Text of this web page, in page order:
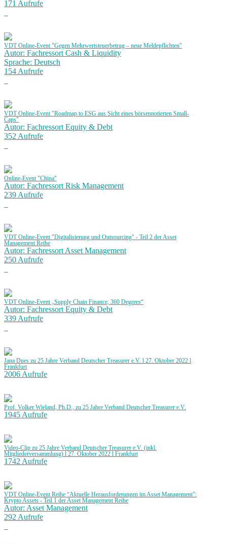
171 Aufrufe
VDT Online-Event "Gegen Mehrwertsteuerbetrug – neue Meldepflichten"
Autor: Fachressort Cash & Liquidity
Sprache: Deutsch
154 Aufrufe
VDT Online-Event "Roadmap to ESG aus Sicht eines börsennotierten Small-
Caps"
Autor: Fachressort Equity & Debt
352 Aufrufe
Online-Event "China"
Autor: Fachressort Risk Management
239 Aufrufe
VDT Online-Event "Digitalisierung und Outsourcing" - Teil 2 der Asset
Management Reihe
Autor: Fachressort Asset Management
250 Aufrufe
VDT Online-Event „Supply Chain Finance, 360 Degrees“
Autor: Fachressort Equity & Debt
339 Aufrufe
Jana Dues zu 25 Jahre Verband Deutscher Treasurer e.V. l 27. Oktober 2022 l
Frankfurt
2006 Aufrufe
Prof. Volker Wieland, Ph.D., zu 25 Jahre Verband Deutscher Treasurer e.V.
1945 Aufrufe
Video-Clip zu 25 Jahre Verband Deutscher Treasurer e.V. (inkl.
Mitgliederversammlung) l 27. Oktober 2022 l Frankfurt
1742 Aufrufe
VDT Online-Event Reihe “Aktuelle Herausforderungen im Asset Management”:
Krypto Assets - Teil 1 der Asset Management Reihe
Autor: Asset Management
292 Aufrufe